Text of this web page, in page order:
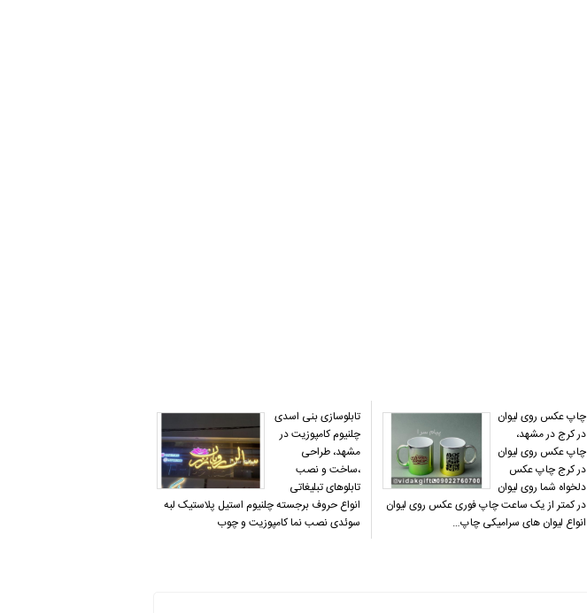
چاپ عکس روی لیوان
در کرج در مشهد،
چاپ عکس روی لیوان
در کرج چاپ عکس
دلخواه شما روی لیوان
در کمتر از یک ساعت چاپ فوری عکس روی لیوان
انواع لیوان های سرامیکی چاپ…
تابلوسازی بنی اسدی
چلنیوم کامپوزیت در
مشهد، طراحی
،ساخت و نصب
تابلوهای تبلیغاتی
انواع حروف برجسته چلنیوم استیل پلاستیک لبه
سوئدی نصب نما کامپوزیت و چوب